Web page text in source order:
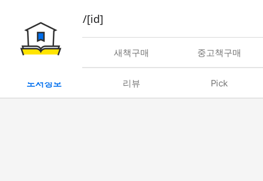
book/rent/[id]
대여 새책구매 중고책구매
도서정보 리뷰 Pick